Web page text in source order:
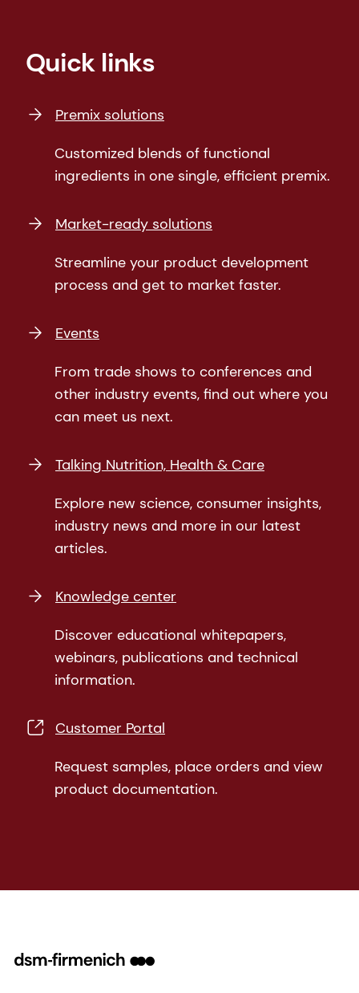
Quick links
Premix solutions
Customized blends of functional
ingredients in one single, efficient premix.
Market-ready solutions
Streamline your product development
process and get to market faster.
Events
From trade shows to conferences and
other industry events, find out where you
can meet us next.
Talking Nutrition, Health & Care
Explore new science, consumer insights,
industry news and more in our latest
articles.
Knowledge center
Discover educational whitepapers,
webinars, publications and technical
information.
Customer Portal
Request samples, place orders and view
product documentation.